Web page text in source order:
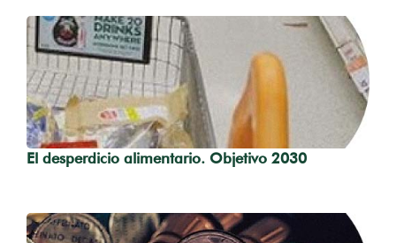
El desperdicio alimentario. Objetivo 2030